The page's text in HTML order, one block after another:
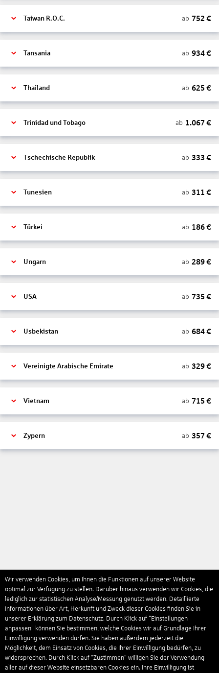
Taiwan R.O.C. ab 752 €
Tansania ab 934€
Thailand ab 625 €
Trinidad und Tobago ab 1.067 €
Tschechische Republik ab 333 €
Tunesien ab 311 €
Türkei ab 186€
Ungarn ab 289€
USA ab 735 €
Usbekistan ab 684€
Vereinigte Arabische Emirate ab 329€
Vietnam ab 715 €
Zypern ab 357 €
Wir verwenden Cookies, um Ihnen die Funktionen auf unserer Website
optimal zur Verfügung zu stellen. Darüber hinaus verwenden wir Cookies, die
lediglich zur statistischen Analyse/Messung genutzt werden. Detaillierte
Informationen über Art, Herkunft und Zweck dieser Cookies finden Sie in
unserer Erklärung zum Datenschutz. Durch Klick auf "Einstellungen
anpassen" können Sie bestimmen, welche Cookies wir auf Grundlage Ihrer
Einwilligung verwenden dürfen. Sie haben außerdem jederzeit die
Möglichkeit, dem Einsatz von Cookies, die Ihrer Einwilligung bedürfen, zu
widersprechen. Durch Klick auf “Zustimmen“ willigen Sie der Verwendung
aller auf dieser Website einsetzbaren Cookies ein. Ihre Einwilligung ist